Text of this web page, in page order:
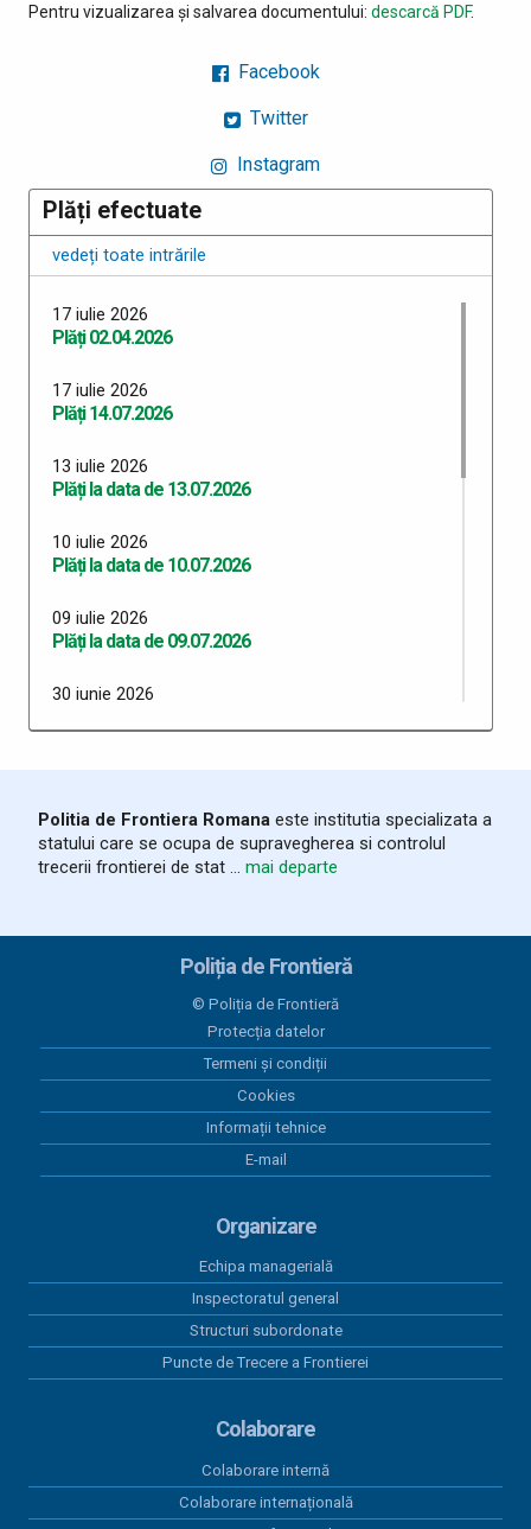
Pentru vizualizarea și salvarea documentului: descarcă PDF.
Facebook
Twitter
Instagram
Plăți efectuate
vedeți toate intrările
17 iulie 2026
Plăți 02.04.2026
17 iulie 2026
Plăți 14.07.2026
13 iulie 2026
Plăți la data de 13.07.2026
10 iulie 2026
Plăți la data de 10.07.2026
09 iulie 2026
Plăți la data de 09.07.2026
30 iunie 2026
26 iunie 2026
Plăți 26.06.2026
11 iunie 2026
Plăți 11.06.2026
Politia de Frontiera Romana este institutia specializata a
statului care se ocupa de supravegherea si controlul
trecerii frontierei de stat ... mai departe
Poliția de Frontieră
© Poliția de Frontieră
Protecția datelor
Termeni și condiții
Cookies
Informații tehnice
E-mail
Organizare
Echipa managerială
Inspectoratul general
Structuri subordonate
Puncte de Trecere a Frontierei
Colaborare
Colaborare internă
Colaborare internațională